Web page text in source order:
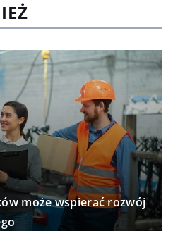
może wspierać rozwój